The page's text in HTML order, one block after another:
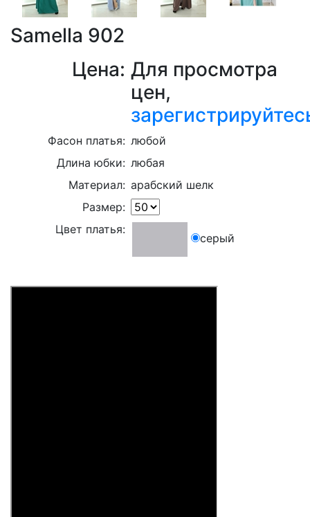
Samella 902
Цена: Для просмотра
цен,
Фасон платья: любой
Длина юбки: любая
Материал: арабский шелк
Размер:
Цвет платья:
серый